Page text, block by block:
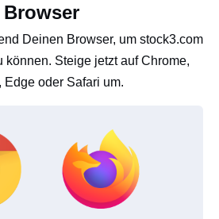
Browser
Deinen Browser, um stock3.com
können. Steige jetzt auf Chrome,
Edge oder Safari um.